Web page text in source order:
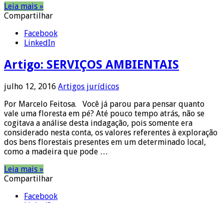
Leia mais »
Compartilhar
Facebook
LinkedIn
Artigo: SERVIÇOS AMBIENTAIS
julho 12, 2016 Artigos jurídicos
Por Marcelo Feitosa. Você já parou para pensar quanto
vale uma floresta em pé? Até pouco tempo atrás, não se
cogitava a análise desta indagação, pois somente era
considerado nesta conta, os valores referentes à exploração
dos bens florestais presentes em um determinado local,
como a madeira que pode …
Leia mais »
Compartilhar
Facebook